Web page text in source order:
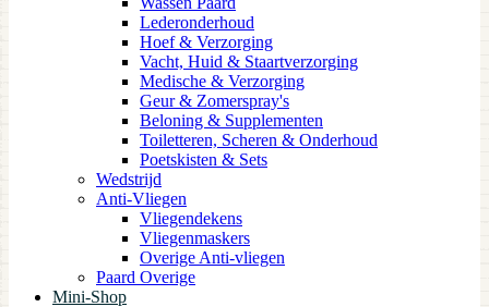
Lederonderhoud
Hoef & Verzorging
Vacht, Huid & Staartverzorging
Medische & Verzorging
Geur & Zomerspray's
Beloning & Supplementen
Toiletteren, Scheren & Onderhoud
Poetskisten & Sets
Wedstrijd
Anti-Vliegen
Vliegendekens
Vliegenmaskers
Overige Anti-vliegen
Paard Overige
Mini-Shop